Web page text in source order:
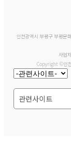
인천광역시 부평구 부평문
사업
Copyright ©인
관련사이트